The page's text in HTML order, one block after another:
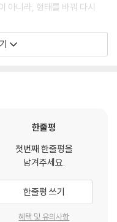
아니라, 형태를 바꿔 다시
관계 감각, 위기 대응력, 통
듬는 도구로 받아들였습니다.
을 앞세우지 않기 때문입니
한줄평
첫번째 한줄평을
남겨주세요.
한줄평 쓰기
혜택 및 유의사항